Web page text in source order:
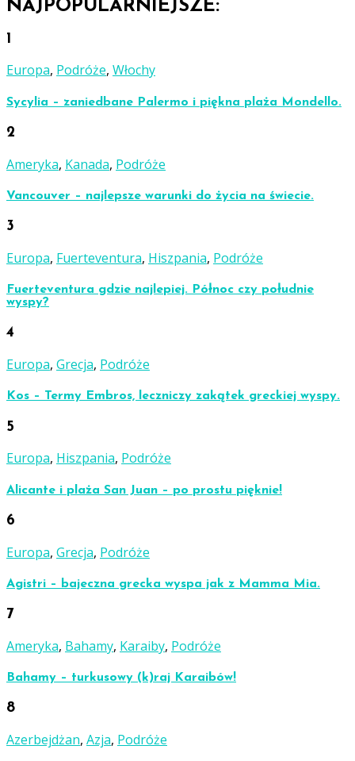
NAJPOPULARNIEJSZE:
1
Europa, Podróże, Włochy
Sycylia – zaniedbane Palermo i piękna plaża Mondello.
2
Ameryka, Kanada, Podróże
Vancouver – najlepsze warunki do życia na świecie.
3
Europa, Fuerteventura, Hiszpania, Podróże
Fuerteventura gdzie najlepiej. Północ czy południe
wyspy?
4
Europa, Grecja, Podróże
Kos – Termy Embros, leczniczy zakątek greckiej wyspy.
5
Europa, Hiszpania, Podróże
Alicante i plaża San Juan – po prostu pięknie!
6
Europa, Grecja, Podróże
Agistri – bajeczna grecka wyspa jak z Mamma Mia.
7
Ameryka, Bahamy, Karaiby, Podróże
Bahamy – turkusowy (k)raj Karaibów!
8
Azerbejdżan, Azja, Podróże